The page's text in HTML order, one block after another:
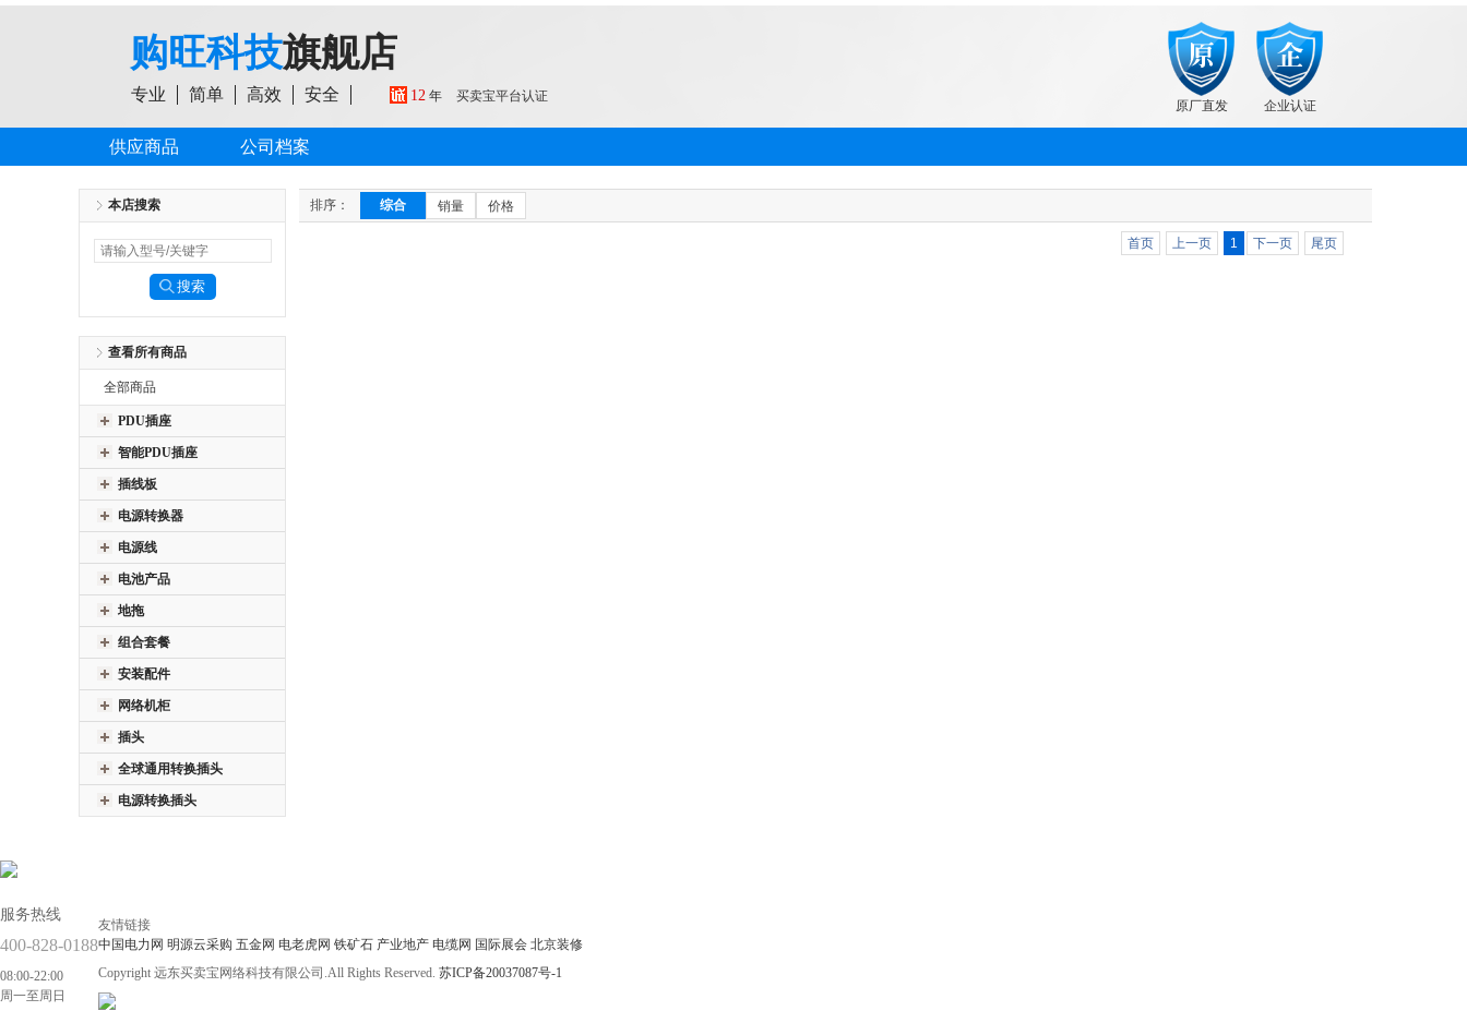
购旺科技旗舰店
专业 简单 高效 安全 12 年 买卖宝平台认证
原厂直发 企业认证
供应商品 公司档案
排序： 综合 销量 价格
首页 上一页 1 下一页 尾页
本店搜索
查看所有商品
全部商品
PDU插座
智能PDU插座
插线板
电源转换器
电源线
电池产品
地拖
组合套餐
安装配件
网络机柜
插头
全球通用转换插头
电源转换插头
服务热线
400-828-0188
08:00-22:00
周一至周日
友情链接
中国电力网 明源云采购 五金网 电老虎网 铁矿石 产业地产 电缆网 国际展会 北京装修
Copyright 远东买卖宝网络科技有限公司.All Rights Reserved. 苏ICP备20037087号-1